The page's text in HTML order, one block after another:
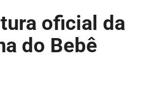
oficial da
do Bebê